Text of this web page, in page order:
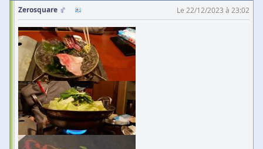
Zerosquare
Le 22/12/2023 à 23:02